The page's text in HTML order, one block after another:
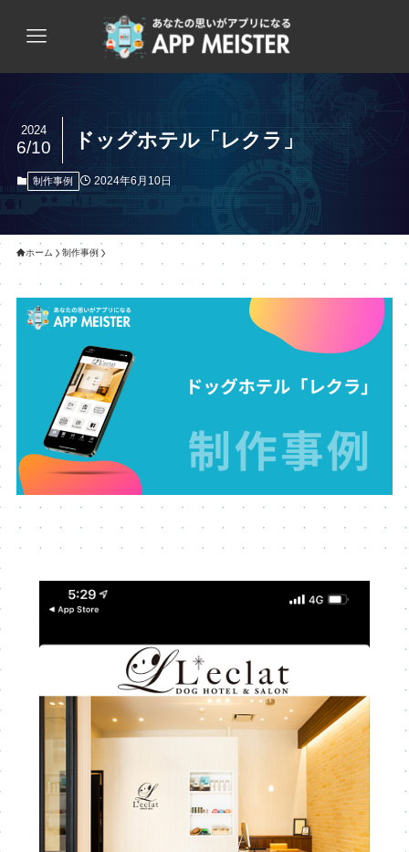
ドッグホテル「レクラ」
2024
6/10
制作事例 2024年6月10日
ホーム 制作事例